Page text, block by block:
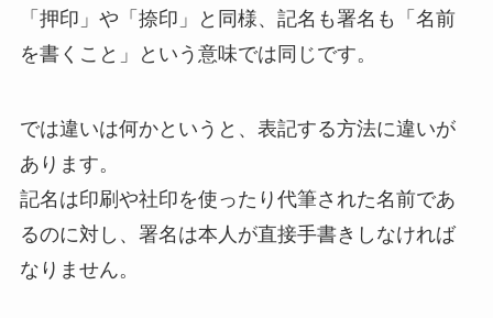
「押印」や「捺印」と同様、記名も署名も「名前
を書くこと」という意味では同じです。
では違いは何かというと、表記する方法に違いが
あります。
記名は印刷や社印を使ったり代筆された名前であ
るのに対し、署名は本人が直接手書きしなければ
なりません。